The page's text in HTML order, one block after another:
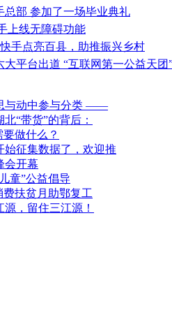
总部 参加了一场毕业典礼
上线无障碍功能
手点亮百县，助推振兴乡村
大平台出道 “互联网第一公益天团
与动中参与分类 ——
“带货”的背后：
做什么？
始征集数据了，欢迎推
会开幕
童”公益倡导
费扶贫月助鄂复工
，留住三江源！